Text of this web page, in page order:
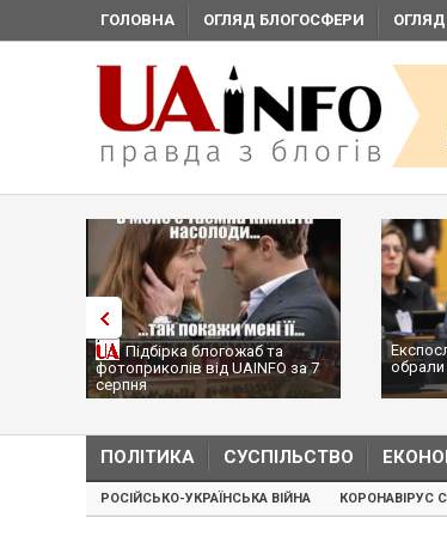
ГОЛОВНА ОГЛЯД БЛОГОСФЕРИ
Підбірка блогожаб та
фотоприколів від UAINFO за 7
серпня
обрали
ПОЛІТИКА СУСПІЛЬСТВО
РОСІЙСЬКО-УКРАЇНСЬКА ВІЙНА КОРОНАВІРУС